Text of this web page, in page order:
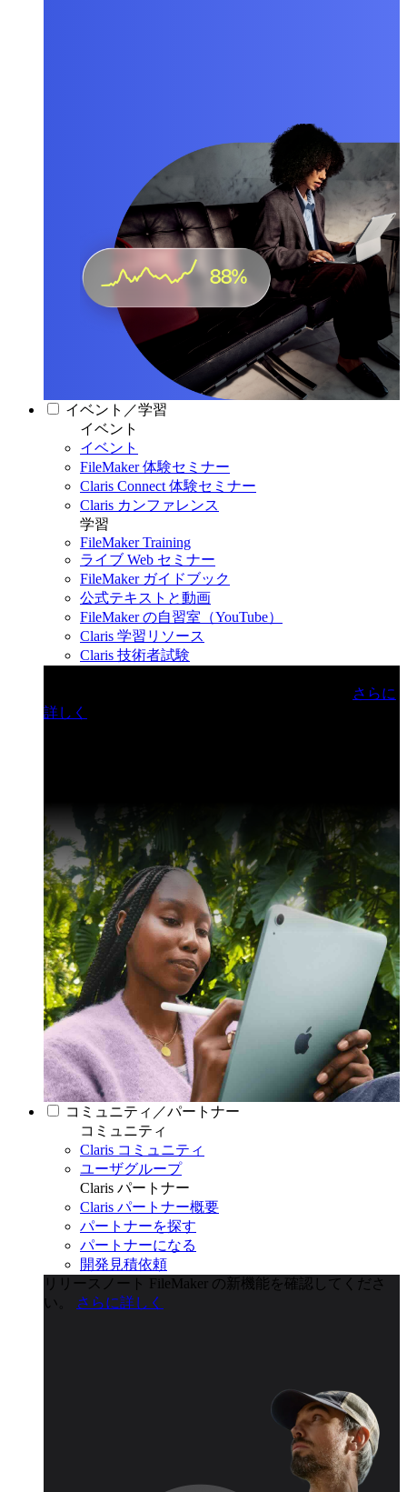
イベント／学習
イベント
イベント
FileMaker 体験セミナー
Claris Connect 体験セミナー
Claris カンファレンス
学習
FileMaker Training
ライブ Web セミナー
FileMaker ガイドブック
公式テキストと動画
FileMaker の自習室（YouTube）
Claris 学習リソース
Claris 技術者試験
さらに
詳しく
コミュニティ／パートナー
コミュニティ
Claris コミュニティ
ユーザグループ
Claris パートナー
Claris パートナー概要
パートナーを探す
パートナーになる
開発見積依頼
リリースノート
FileMaker の新機能を確認してくださ
い。
さらに詳しく